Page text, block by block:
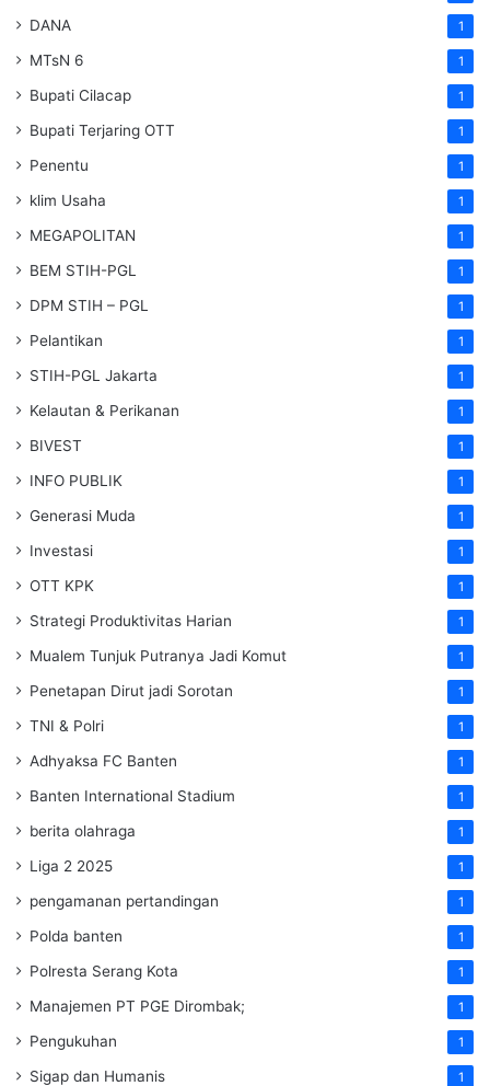
DANA 1
MTsN 6 1
Bupati Cilacap 1
Bupati Terjaring OTT 1
Penentu 1
klim Usaha 1
MEGAPOLITAN 1
BEM STIH-PGL 1
DPM STIH – PGL 1
Pelantikan 1
STIH-PGL Jakarta 1
Kelautan & Perikanan 1
BIVEST 1
INFO PUBLIK 1
Generasi Muda 1
Investasi 1
OTT KPK 1
Strategi Produktivitas Harian 1
Mualem Tunjuk Putranya Jadi Komut 1
Penetapan Dirut jadi Sorotan 1
TNI & Polri 1
Adhyaksa FC Banten 1
Banten International Stadium 1
berita olahraga 1
Liga 2 2025 1
pengamanan pertandingan 1
Polda banten 1
Polresta Serang Kota 1
Manajemen PT PGE Dirombak; 1
Pengukuhan 1
Sigap dan Humanis 1